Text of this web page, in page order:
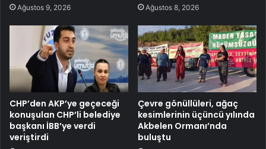
Ağustos 9, 2026 Ağustos 8, 2026
CHP’den AKP’ye geçeceği
konuşulan CHP’li belediye
başkanı İBB’ye verdi
veriştirdi
Çevre gönüllüleri, ağaç
kesimlerinin üçüncü yılında
Akbelen Ormanı’nda
buluştu